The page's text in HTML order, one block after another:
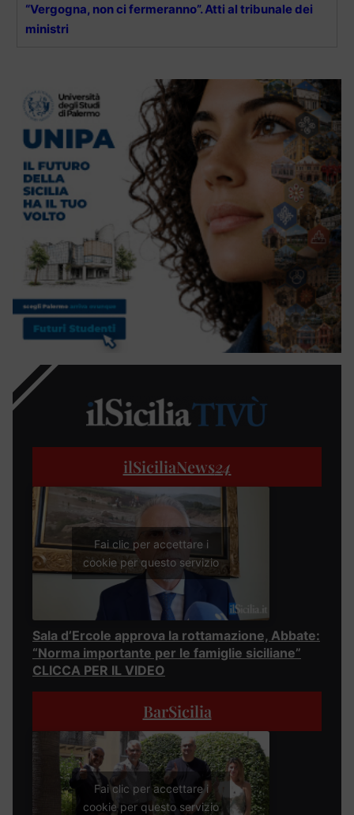
“Vergogna, non ci fermeranno”. Atti al tribunale dei
ministri
ilSiciliaNews24
Fai clic per accettare i
cookie per questo servizio
Sala d’Ercole approva la rottamazione, Abbate:
“Norma importante per le famiglie siciliane”
CLICCA PER IL VIDEO
BarSicilia
Fai clic per accettare i
cookie per questo servizio